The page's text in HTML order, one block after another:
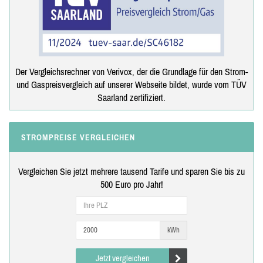
Der Vergleichsrechner von Verivox, der die Grundlage für den Strom-
und Gaspreisvergleich auf unserer Webseite bildet, wurde vom TÜV
Saarland zertifiziert.
STROMPREISE VERGLEICHEN
Vergleichen Sie jetzt mehrere tausend Tarife und sparen Sie bis zu
500 Euro pro Jahr!
kWh
Jetzt vergleichen